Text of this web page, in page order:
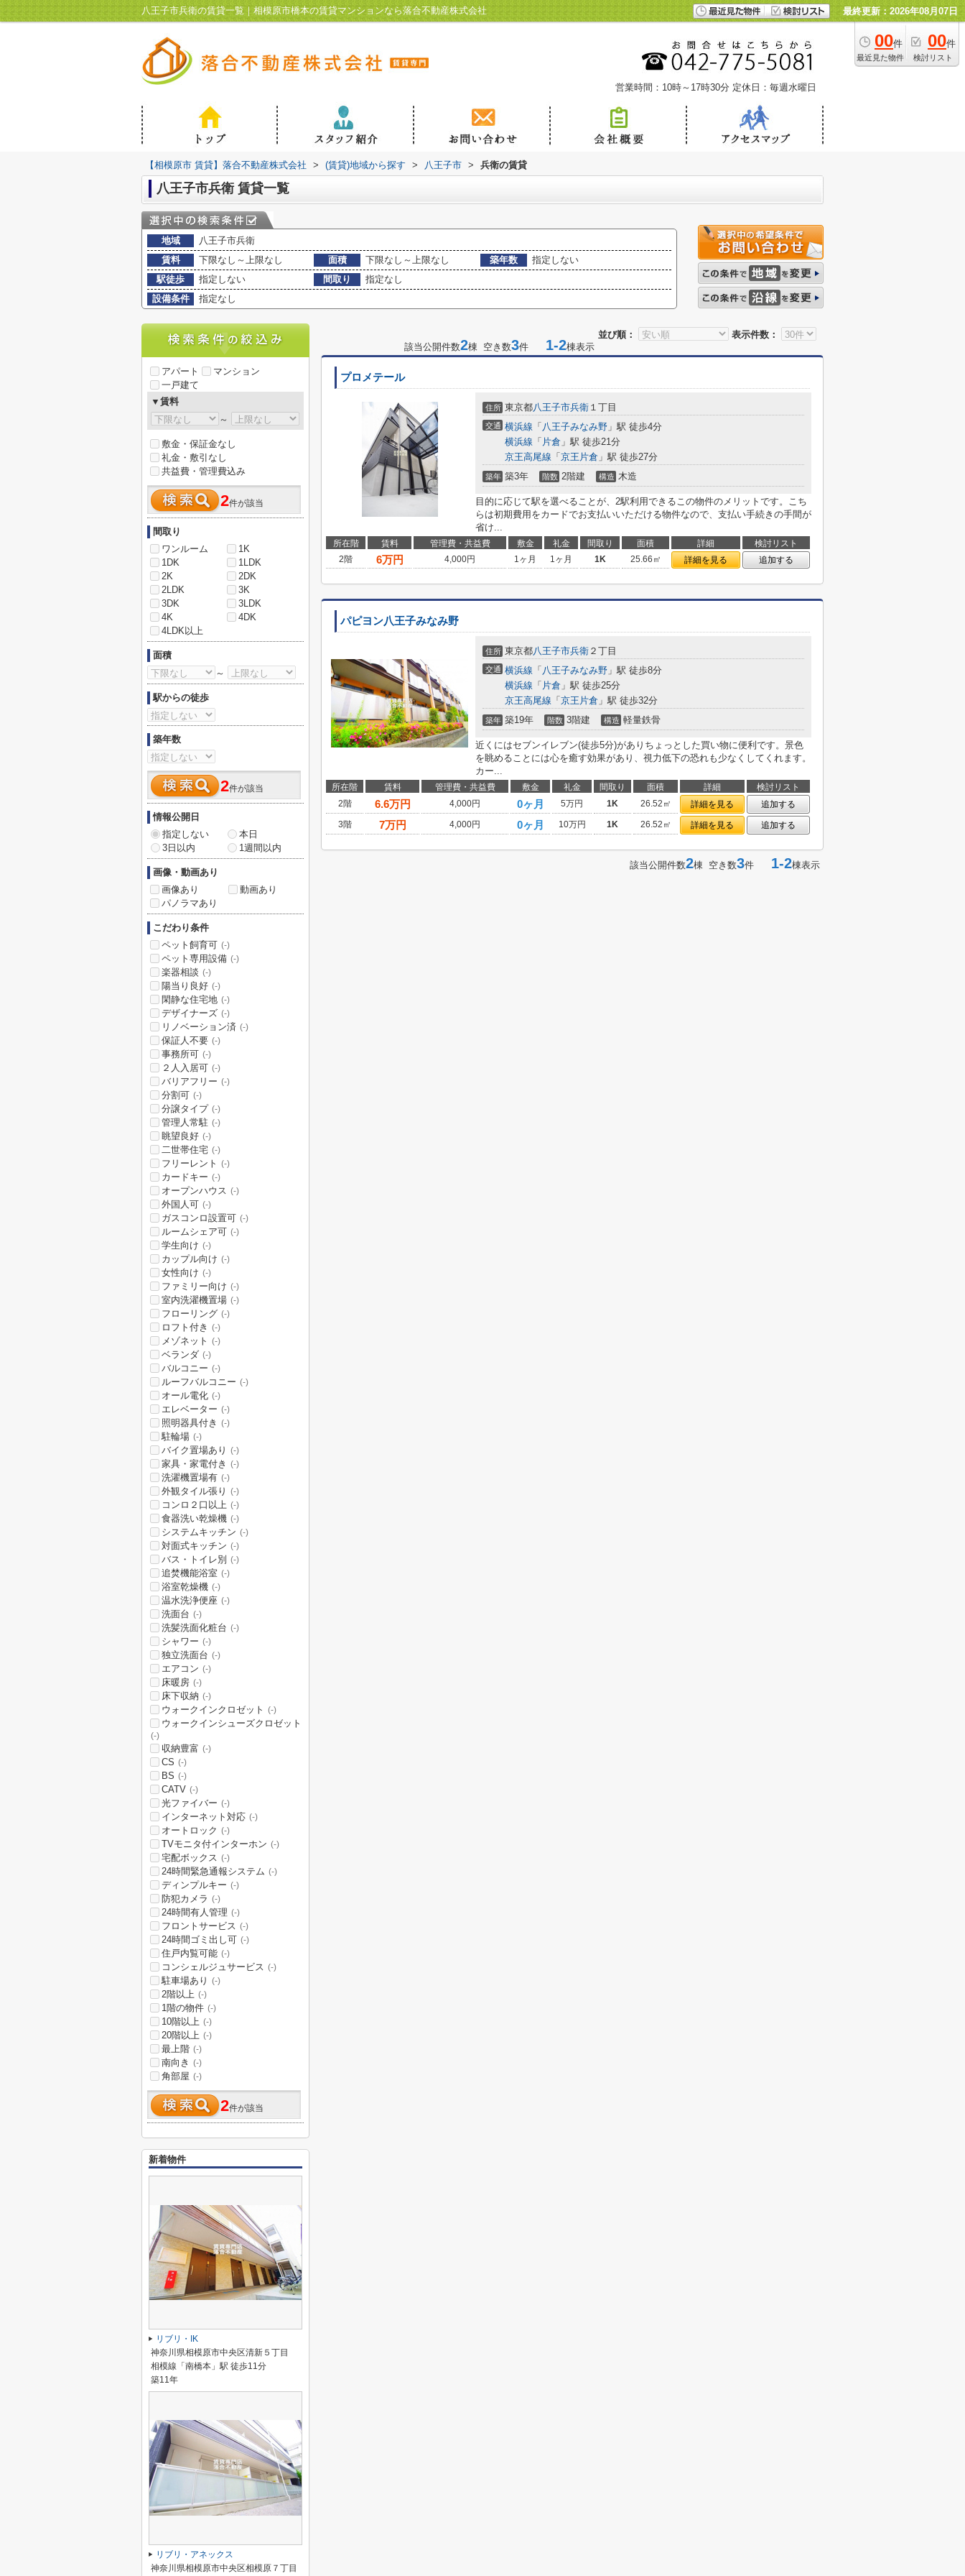
八王子市兵衛の賃貸一覧｜相模原市橋本の賃貸マンションなら落合不動産株式会社 最終更新：2026年08月07日
00件
最近見た物件
00件
検討リスト
営業時間：10時～17時30分 定休日：毎週水曜日
【相模原市 賃貸】落合不動産株式会社 > (賃貸)地域から探す > 八王子市 > 兵衛の賃貸
八王子市兵衛 賃貸一覧
地域
八王子市兵衛
賃料
下限なし～上限なし 面積 下限なし～上限なし 築年数
指定しない
駅徒歩
指定しない 間取り
指定なし
設備条件
指定なし
並び順：
表示件数：
該当公開件数2棟 空き数3件 1-2棟表示
プロメテール
住所 東京都八王子市兵衛 １丁目
交通 横浜線 「 八王子みなみ野 」駅 徒歩4分
横浜線 「 片倉 」駅 徒歩21分
京王高尾線 「 京王片倉 」駅 徒歩27分
築年 築3年 階数 2階建 構造 木造
目的に応じて駅を選べることが、2駅利用できるこの物件のメリットです。こち
らは初期費用をカードでお支払いいただける物件なので、支払い手続きの手間が
省け...
所在階 賃料 管理費・共益費 敷金 礼金 間取り 面積 詳細
検討リスト
2階
6万円 4,000円 1ヶ月 1ヶ月 1K 25.66㎡ 詳細を見る 追加する
パピヨン八王子みなみ野
住所 東京都八王子市兵衛 ２丁目
交通 横浜線 「 八王子みなみ野 」駅 徒歩8分
横浜線 「 片倉 」駅 徒歩25分
京王高尾線 「 京王片倉 」駅 徒歩32分
築年 築19年 階数 3階建 構造 軽量鉄骨
近くにはセブンイレブン(徒歩5分)がありちょっとした買い物に便利です。景色
を眺めることには心を癒す効果があり、視力低下の恐れも少なくしてくれます。
カー...
所在階 賃料 管理費・共益費 敷金 礼金 間取り 面積 詳細
検討リスト
2階
6.6万円 4,000円 0ヶ月 5万円 1K 26.52㎡ 詳細を見る
追加する
3階
7万円 4,000円 0ヶ月 10万円 1K 26.52㎡ 詳細を見る 追加する
該当公開件数2棟 空き数3件 1-2棟表示
アパート
マンション
一戸建て
▼賃料
～
敷金・保証金なし
礼金・敷引なし
共益費・管理費込み
2件が該当
間取り
ワンルーム
1K
1DK
1LDK
2K
2DK
2LDK
3K
3DK
3LDK
4K
4DK
4LDK以上
面積
～
駅からの徒歩
築年数
2件が該当
情報公開日
指定しない
本日
3日以内
1週間以内
画像・動画あり
画像あり
動画あり
パノラマあり
こだわり条件
ペット飼育可 (-)
ペット専用設備 (-)
楽器相談 (-)
陽当り良好 (-)
閑静な住宅地 (-)
デザイナーズ (-)
リノベーション済 (-)
保証人不要 (-)
事務所可 (-)
２人入居可 (-)
バリアフリー (-)
分割可 (-)
分譲タイプ (-)
管理人常駐 (-)
眺望良好 (-)
二世帯住宅 (-)
フリーレント (-)
カードキー (-)
オープンハウス (-)
外国人可 (-)
ガスコンロ設置可 (-)
ルームシェア可 (-)
学生向け (-)
カップル向け (-)
女性向け (-)
ファミリー向け (-)
室内洗濯機置場 (-)
フローリング (-)
ロフト付き (-)
メゾネット (-)
ベランダ (-)
バルコニー (-)
ルーフバルコニー (-)
オール電化 (-)
エレベーター (-)
照明器具付き (-)
駐輪場 (-)
バイク置場あり (-)
家具・家電付き (-)
洗濯機置場有 (-)
外観タイル張り (-)
コンロ２口以上 (-)
食器洗い乾燥機 (-)
システムキッチン (-)
対面式キッチン (-)
バス・トイレ別 (-)
追焚機能浴室 (-)
浴室乾燥機 (-)
温水洗浄便座 (-)
洗面台 (-)
洗髪洗面化粧台 (-)
シャワー (-)
独立洗面台 (-)
エアコン (-)
床暖房 (-)
床下収納 (-)
ウォークインクロゼット (-)
ウォークインシューズクロゼット
(-)
収納豊富 (-)
CS (-)
BS (-)
CATV (-)
光ファイバー (-)
インターネット対応 (-)
オートロック (-)
TVモニタ付インターホン (-)
宅配ボックス (-)
24時間緊急通報システム (-)
ディンプルキー (-)
防犯カメラ (-)
24時間有人管理 (-)
フロントサービス (-)
24時間ゴミ出し可 (-)
住戸内覧可能 (-)
コンシェルジュサービス (-)
駐車場あり (-)
2階以上 (-)
1階の物件 (-)
10階以上 (-)
20階以上 (-)
最上階 (-)
南向き (-)
角部屋 (-)
2件が該当
新着物件
リブリ・IK
神奈川県相模原市中央区清新５丁目
相模線「南橋本」駅 徒歩11分
築11年
リブリ・アネックス
神奈川県相模原市中央区相模原７丁目